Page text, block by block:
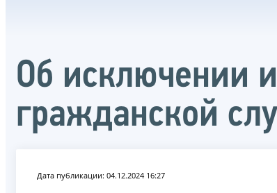
Об исключении
гражданской
Дата публикации: 04.12.2024 16:27